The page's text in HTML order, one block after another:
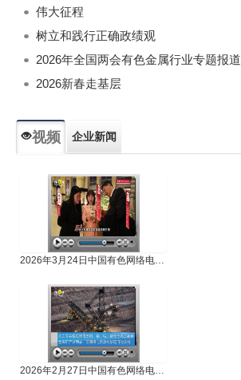
伟大征程
树立和践行正确政绩观
2026年全国两会有色金属行业专题报道
2026新春走基层
视频 企业新闻
2026年3月24日中国有色网络电视新闻
2026年2月27日中国有色网络电视新闻